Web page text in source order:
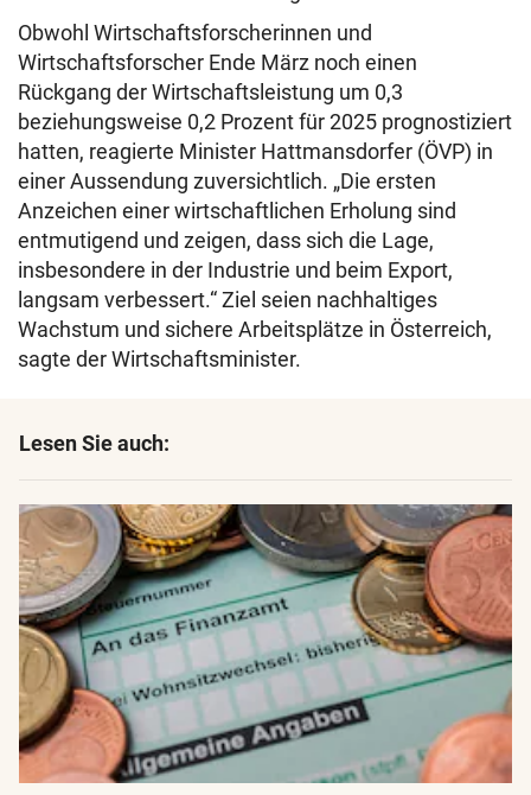
Obwohl Wirtschaftsforscherinnen und
Wirtschaftsforscher Ende März noch einen
Rückgang der Wirtschaftsleistung um 0,3
beziehungsweise 0,2 Prozent für 2025 prognostiziert
hatten, reagierte Minister Hattmansdorfer (ÖVP) in
einer Aussendung zuversichtlich. „Die ersten
Anzeichen einer wirtschaftlichen Erholung sind
entmutigend und zeigen, dass sich die Lage,
insbesondere in der Industrie und beim Export,
langsam verbessert.“ Ziel seien nachhaltiges
Wachstum und sichere Arbeitsplätze in Österreich,
sagte der Wirtschaftsminister.
Lesen Sie auch: